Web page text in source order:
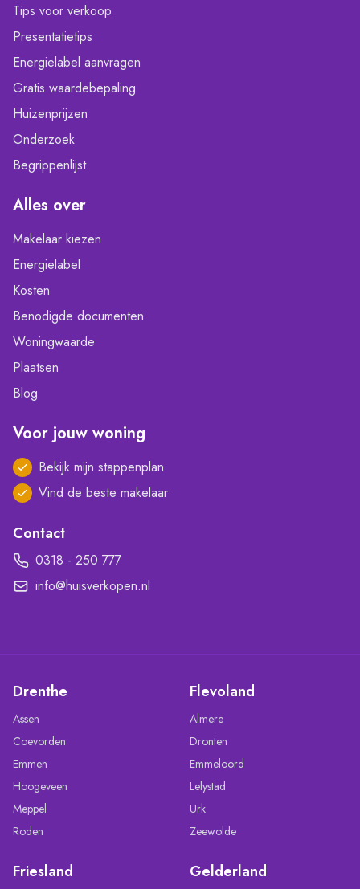
Tips voor verkoop
Presentatietips
Energielabel aanvragen
Gratis waardebepaling
Huizenprijzen
Onderzoek
Begrippenlijst
Alles over
Makelaar kiezen
Energielabel
Kosten
Benodigde documenten
Woningwaarde
Plaatsen
Blog
Voor jouw woning
Bekijk mijn stappenplan
Vind de beste makelaar
Contact
0318 - 250 777
info@huisverkopen.nl
Drenthe
Assen
Coevorden
Emmen
Hoogeveen
Meppel
Roden
Flevoland
Almere
Dronten
Emmeloord
Lelystad
Urk
Zeewolde
Friesland Gelderland